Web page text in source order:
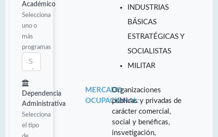
Académico
Selecciona
uno o
más
programas
Dependencia
Administrativa
Selecciona
el tipo
INDUSTRIAS
BÁSICAS
ESTRATÉGICAS Y
SOCIALISTAS
MILITAR
MERCADO
OCUPACIONAL:
Organizaciones
públicas y privadas de
carácter comercial,
social y benéficas,
insvetigación,